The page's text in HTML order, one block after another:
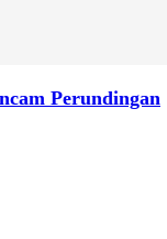
Perundingan